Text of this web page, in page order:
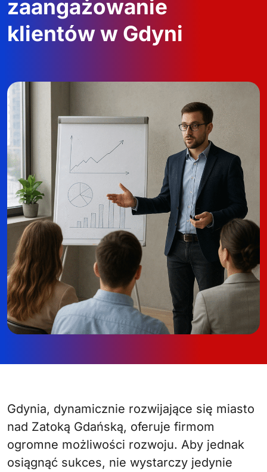
zaangażowanie
klientów w Gdyni
Gdynia, dynamicznie rozwijające się miasto
nad Zatoką Gdańską, oferuje firmom
ogromne możliwości rozwoju. Aby jednak
osiągnąć sukces, nie wystarczy jedynie